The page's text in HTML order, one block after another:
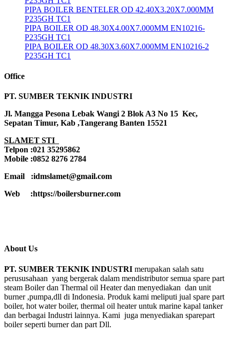
PIPA BOILER BENTELER OD 42.40X3.20X7.000MM
P235GH TC1
PIPA BOILER OD 48.30X4.00X7.000MM EN10216-
P235GH TC1
PIPA BOILER OD 48.30X3.60X7.000MM EN10216-2
P235GH TC1
Office
PT. SUMBER TEKNIK INDUSTRI
Jl. Mangga Pesona Lebak Wangi 2 Blok A3 No 15 Kec,
Sepatan Timur, Kab ,Tangerang Banten 15521
SLAMET STI
Telpon :021 35295862
Mobile :0852 8276 2784
Email :idmslamet@gmail.com
Web :https://boilersburner.com
About Us
PT. SUMBER TEKNIK INDUSTRI merupakan salah satu
perususahaan yang bergerak dalam mendistributor semua spare part
steam Boiler dan Thermal oil Heater dan menyediakan dan unit
burner ,pumpa,dll di Indonesia. Produk kami meliputi jual spare part
boiler, hot water boiler, thermal oil heater untuk marine kapal tanker
dan berbagai Industri lainnya. Kami juga menyediakan sparepart
boiler seperti burner dan part Dll.